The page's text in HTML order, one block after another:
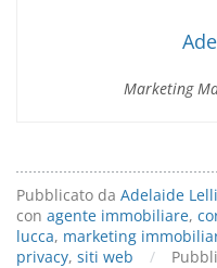
Marketing
Pubblicato da Adelaide Lelli
con agente immobiliare,
lucca, marketing
privacy, siti web /